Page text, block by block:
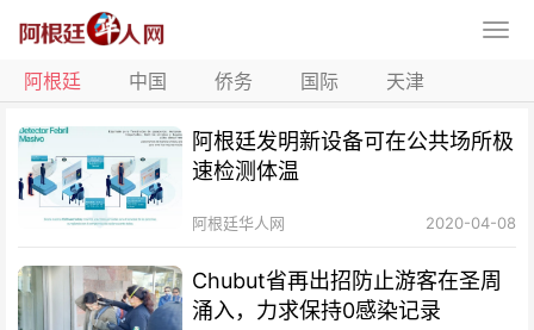
阿根廷 中国 侨务 国际 天津
阿根廷发明新设备可在公共场所极
速检测体温
阿根廷华人网 2020-04-08
Chubut省再出招防止游客在圣周
涌入，力求保持0感染记录